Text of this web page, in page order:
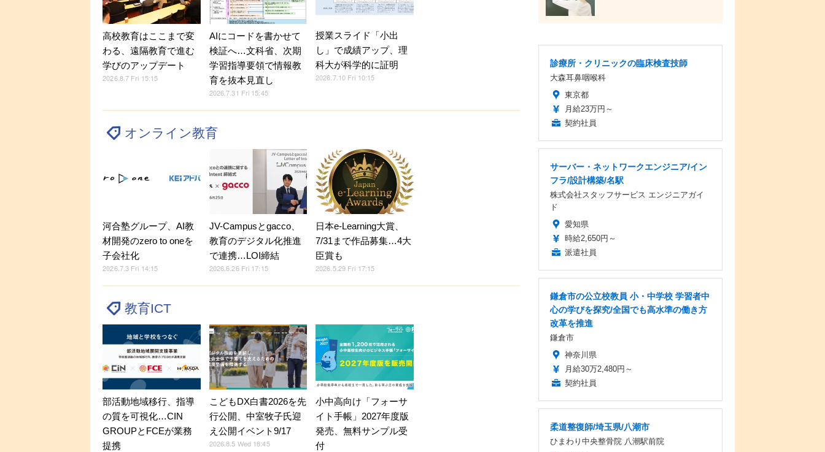
高校教育はここまで変
わる、遠隔教育で進む
学びのアップデート
2026.8.7 Fri 15:15
AIにコードを書かせて
検証へ…文科省、次期
学習指導要領で情報教
育を抜本見直し
2026.7.31 Fri 15:45
授業スライド「小出
し」で成績アップ、理
科大が科学的に証明
2026.7.10 Fri 10:15
オンライン教育
河合塾グループ、AI教
材開発のzero to oneを
子会社化
2026.7.3 Fri 14:15
JV-Campusとgacco、
教育のデジタル化推進
で連携…LOI締結
2026.6.26 Fri 17:15
日本e-Learning大賞、
7/31まで作品募集…4大
臣賞も
2026.5.29 Fri 17:15
教育ICT
部活動地域移行、指導
の質を可視化…CIN
GROUPとFCEが業務
提携
こどもDX白書2026を先
行公開、中室牧子氏迎
え公開イベント9/17
2026.8.5 Wed 18:45
小中高向け「フォーサ
イト手帳」2027年度版
発売、無料サンプル受
付
診療所・クリニックの臨床検査技師
大森耳鼻咽喉科
東京都
月給23万円～
契約社員
サーバー・ネットワークエンジニア/イン
フラ/設計構築/名駅
株式会社スタッフサービス エンジニアガイ
ド
愛知県
時給2,650円～
派遣社員
鎌倉市の公立校教員 小・中学校 学習者中
心の学びを探究/全国でも高水準の働き方
改革を推進
鎌倉市
神奈川県
月給30万2,480円～
契約社員
柔道整復師/埼玉県/八潮市
ひまわり中央整骨院 八潮駅前院